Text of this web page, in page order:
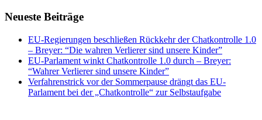
Neueste Beiträge
EU-Regierungen beschließen Rückkehr der Chatkontrolle 1.0
– Breyer: “Die wahren Verlierer sind unsere Kinder”
EU-Parlament winkt Chatkontrolle 1.0 durch – Breyer:
“Wahrer Verlierer sind unsere Kinder”
Verfahrenstrick vor der Sommerpause drängt das EU-
Parlament bei der „Chatkontrolle“ zur Selbstaufgabe